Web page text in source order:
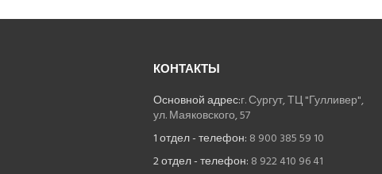
КОНТАКТЫ
Основной адрес:г. Сургут, ТЦ "Гулливер",
ул. Маяковского, 57
1 отдел - телефон: 8 900 385 59 10
2 отдел - телефон: 8 922 410 96 41